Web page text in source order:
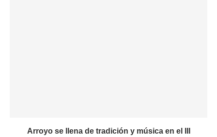
Arroyo se llena de tradición y música en el III